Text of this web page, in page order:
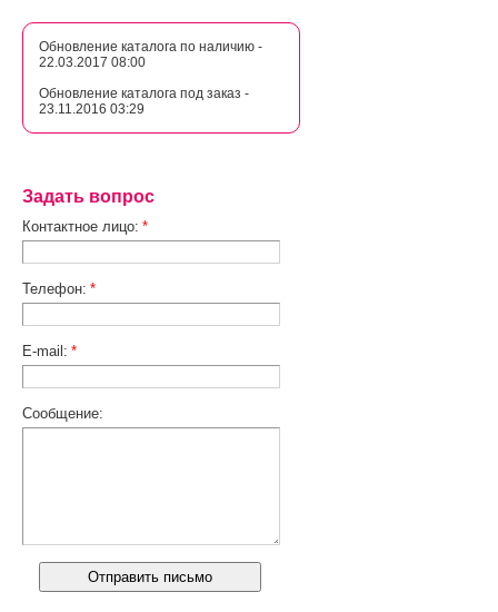
Обновление каталога по наличию -
22.03.2017 08:00
Обновление каталога под заказ -
23.11.2016 03:29
Задать вопрос
Контактное лицо: *
Телефон: *
E-mail: *
Сообщение: